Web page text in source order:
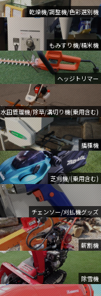
乾燥機/調整機/色彩選別機
もみすり機/精米機
ヘッジトリマー
水田管理機/除草/溝切り機(乗用含む)
播種機
芝刈機/(乗用含む)
チェンソー/刈払機グッズ
薪割機
除雪機